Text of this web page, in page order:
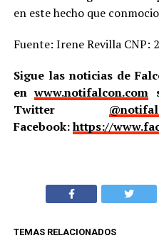
en este hecho que
Fuente: Irene Revilla CNP:
Sigue las noticias de
enwww.notifalcon.com
Twitter
Facebook:https://
TEMAS RELACIONADOS